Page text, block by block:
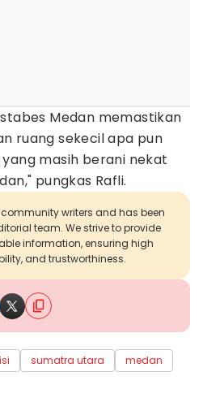
Medan memastikan
ruang sekecil apa pun
masih berani nekat
pungkas Rafli.
writers and has been
team. We strive to provide
information, ensuring high
and trustworthiness.
sumatra utara
medan